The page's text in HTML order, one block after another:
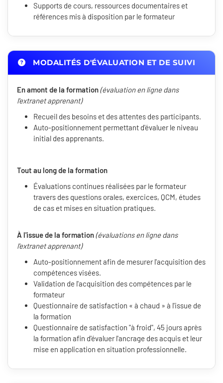
Supports de cours, ressources documentaires et
références mis à disposition par le formateur
MODALITÉS D'ÉVALUATION ET DE SUIVI
En amont de la formation(évaluation en ligne dans
l'extranet apprenant)
Recueil des besoins et des attentes des participants.
Auto-positionnement permettant d'évaluer le niveau
initial des apprenants.
Tout au long de la formation
Évaluations continues réalisées par le formateur
travers des questions orales, exercices, QCM, études
de cas et mises en situation pratiques.
À l'issue de la formation(évaluations en ligne dans
l'extranet apprenant)
Auto-positionnement afin de mesurer l'acquisition des
compétences visées.
Validation de l'acquisition des compétences par le
formateur
Questionnaire de satisfaction « à chaud » à l'issue de
la formation
Questionnaire de satisfaction "à froid", 45 jours après
la formation afin d'évaluer l'ancrage des acquis et leur
mise en application en situation professionnelle.